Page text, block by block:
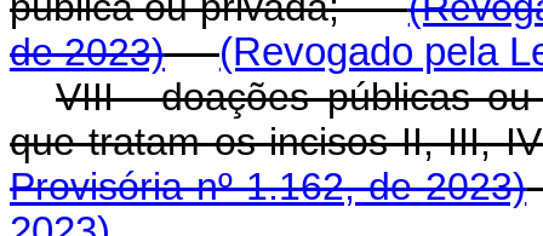
de 2023)
(Revogado pela
VIII - doações públicas
que tratam os incisos II,
Provisória nº 1.162, de 2023)